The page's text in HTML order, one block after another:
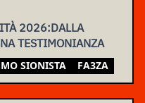
2026:DALLA
TESTIMONIANZA
SIONISTA FA3ZA